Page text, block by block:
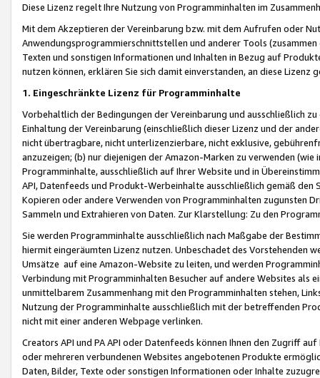
Diese Lizenz regelt Ihre Nutzung von Programminhalten im
Mit dem Akzeptieren der Vereinbarung bzw. mit dem Aufrufen oder
Anwendungsprogrammierschnittstellen und anderer Tools (zusammen
Texten und sonstigen Informationen und Inhalten in Bezug auf
nutzen können, erklären Sie sich damit einverstanden, an diese Lizenz
1. Eingeschränkte Lizenz für Programminhalte
Vorbehaltlich der Bedingungen der Vereinbarung und ausschließlich
Einhaltung der Vereinbarung (einschließlich dieser Lizenz und der
nicht übertragbare, nicht unterlizenzierbare, nicht exklusive,
anzuzeigen; (b) nur diejenigen der Amazon-Marken zu verwenden
Programminhalte, ausschließlich auf Ihrer Website und in
API, Datenfeeds und Produkt-Werbeinhalte ausschließlich gemäß
Kopieren oder andere Verwenden von Programminhalten zugunsten
Sammeln und Extrahieren von Daten. Zur Klarstellung: Zu den
Sie werden Programminhalte ausschließlich nach Maßgabe der
hiermit eingeräumten Lizenz nutzen. Unbeschadet des Vorstehenden
Umsätze auf eine Amazon-Website zu leiten, und werden
Verbindung mit Programminhalten Besucher auf andere Websites als
unmittelbarem Zusammenhang mit den Programminhalten stehen,
Nutzung der Programminhalte ausschließlich mit der betreffenden
nicht mit einer anderen Webpage verlinken.
Creators API und PA API oder Datenfeeds können Ihnen den Zugriff
oder mehreren verbundenen Websites angebotenen Produkte
Daten, Bilder, Texte oder sonstigen Informationen oder Inhalte